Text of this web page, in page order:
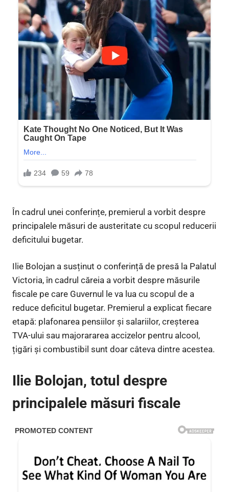
În cadrul unei conferințe, premierul a vorbit despre
principalele măsuri de austeritate cu scopul reducerii
deficitului bugetar.
Ilie Bolojan a susținut o conferință de presă la Palatul
Victoria, în cadrul căreia a vorbit despre măsurile
fiscale pe care Guvernul le va lua cu scopul de a
reduce deficitul bugetar. Premierul a explicat fiecare
etapă: plafonarea pensiilor și salariilor, creșterea
TVA-ului sau majorararea accizelor pentru alcool,
țigări și combustibil sunt doar câteva dintre acestea.
Ilie Bolojan, totul despre
principalele măsuri fiscale